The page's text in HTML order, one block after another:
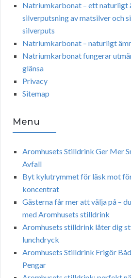
Natriumkarbonat – ett naturligt
silverputsning av matsilver och
silverputs
Natriumkarbonat – naturligt
Natriumkarbonat fungerar
glänsa
Privacy
Sitemap
Menu
Aromhusets Stilldrink Ger Mer
Avfall
Byt kylutrymmet för läsk mot
koncentrat
Gästerna får mer att välja på –
med Aromhusets stilldrink
Aromhusets stilldrink låter dig
lunchdryck
Aromhusets Stilldrink Frigör
Pengar